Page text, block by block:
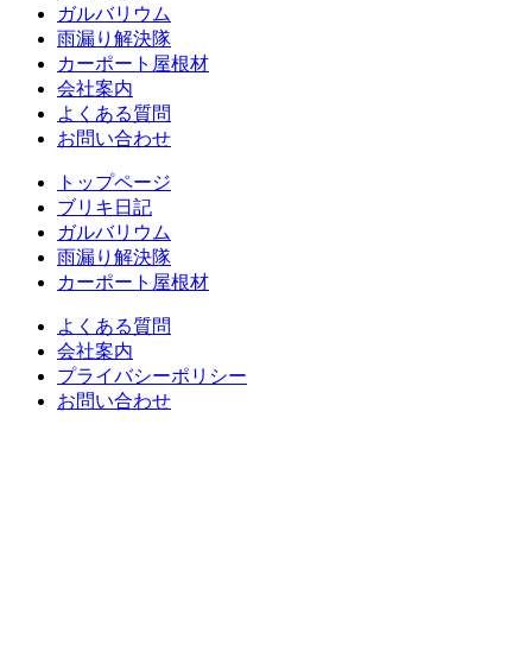
ガルバリウム
雨漏り解決隊
カーポート屋根材
会社案内
よくある質問
お問い合わせ
トップページ
ブリキ日記
ガルバリウム
雨漏り解決隊
カーポート屋根材
よくある質問
会社案内
プライバシーポリシー
お問い合わせ